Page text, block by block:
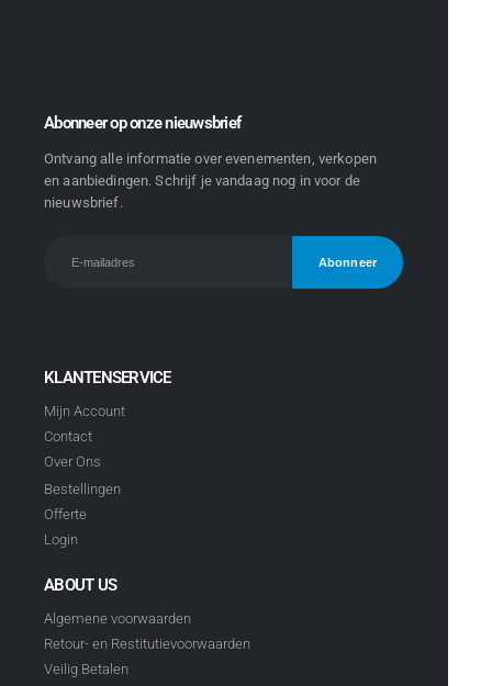
Abonneer op onze nieuwsbrief
Ontvang alle informatie over evenementen, verkopen
en aanbiedingen. Schrijf je vandaag nog in voor de
nieuwsbrief.
KLANTENSERVICE
Mijn Account
Contact
Over Ons
Bestellingen
Offerte
Login
ABOUT US
Algemene voorwaarden
Retour- en Restitutievoorwaarden
Veilig Betalen